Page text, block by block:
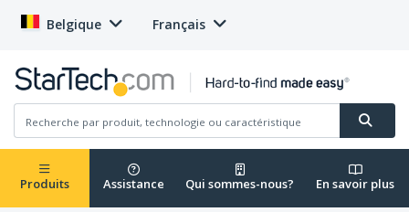
Belgique Français
Produits Assistance Qui sommes-nous? En savoir plus